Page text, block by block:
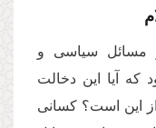
مسائل سیاسی و
آیا این دخالت
این است؟ کسانی